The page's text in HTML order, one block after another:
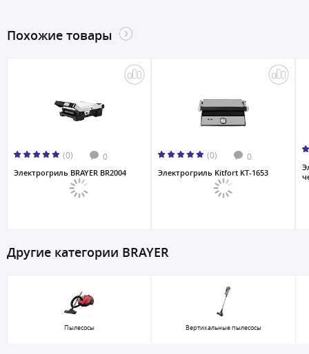
Похожие товары
(0) 0
Электрогриль BRAYER BR2004
(0) 0
Электрогриль Kitfort КТ-1653
Другие категории BRAYER
Пылесосы Вертикальные пылесосы